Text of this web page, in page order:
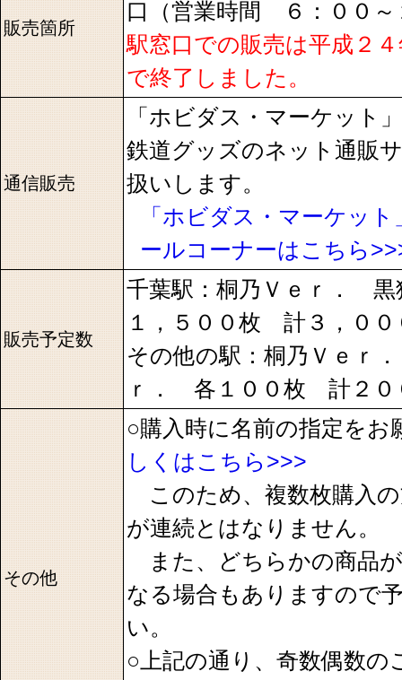
販売箇所
口（営業時間 ６：００～
駅窓口での販売は平成２
で終了しました。
通信販売
「ホビダス・マーケット
鉄道グッズのネット通販
扱いします。
「ホビダス・マーケッ
ールコーナーはこちら
販売予定数
千葉駅：桐乃Ｖｅｒ．
１，５００枚 計３，００
その他の駅：桐乃Ｖｅｒ
ｒ． 各１００枚 計２０
その他
○購入時に名前の指定をお
しくはこちら>>>
このため、複数枚購入
が連続とはなりません。
また、どちらかの商品
なる場合もありますので
い。
○上記の通り、奇数偶数の